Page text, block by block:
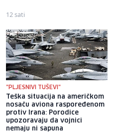
12 sati
"PLJESNIVI TUŠEVI"
Teška situacija na američkom
nosaču aviona raspoređenom
protiv Irana: Porodice
upozoravaju da vojnici
nemaju ni sapuna